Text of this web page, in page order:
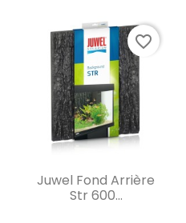
Aperçu rapide
Juwel Fond Arrière
Str 600...
favorite_border